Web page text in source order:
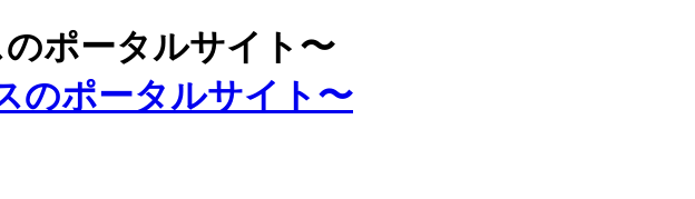
ポータルサイト〜